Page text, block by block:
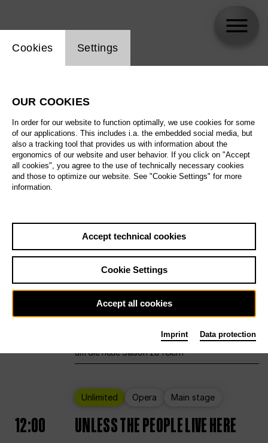
All artistic fields
All locations
All features
Sat29.8.
Ballet Main stage Staatsballett Berlin
12:00 Eröffnungswochenende
Die Deutsche Oper Berlin öffnet ihre Pforten,
um die neue Saison zu feiern
Unlimited Opera Main stage
12:00 UNLESS THE PEOPLE LIVE HERE
Website cookie setting
Cookies Settings
OUR COOKIES
In order for our website to function optimally, we use cookies for some
of our applications. This includes i.a. the embedded social media, but
also a tracking tool that provides us with information about the
ergonomics of our website and user behavior. If you click on "Accept
all cookies", you agree to the use of technically necessary cookies
and those to optimize our website. See "Cookie Settings" for more
information.
Accept technical cookies
Cookie Settings
Accept all cookies
Imprint Data protection